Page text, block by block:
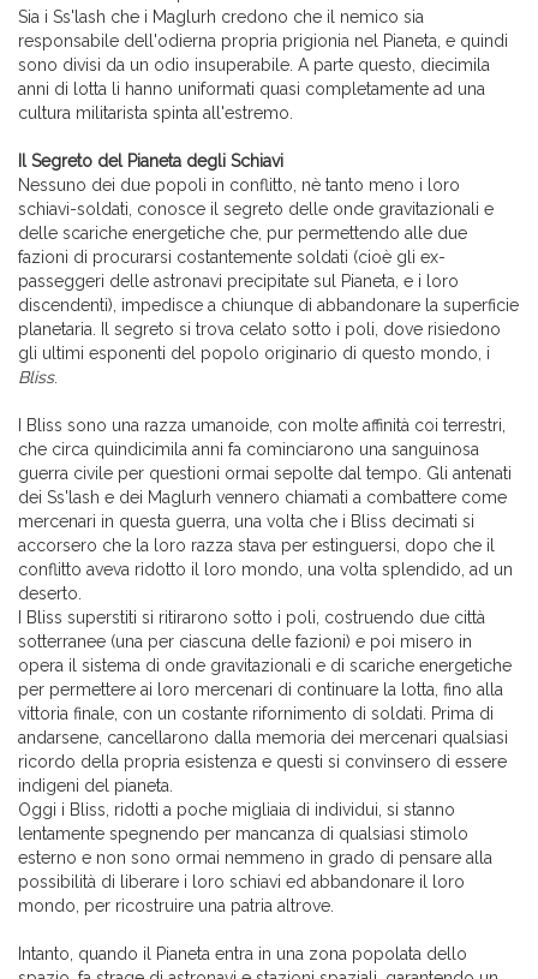
Sia i Ss'lash che i Maglurh credono che il nemico sia
responsabile dell'odierna propria prigionia nel Pianeta, e quindi
sono divisi da un odio insuperabile. A parte questo, diecimila
anni di lotta li hanno uniformati quasi completamente ad una
cultura militarista spinta all'estremo.
Il Segreto del Pianeta degli Schiavi
Nessuno dei due popoli in conflitto, nè tanto meno i loro
schiavi-soldati, conosce il segreto delle onde gravitazionali e
delle scariche energetiche che, pur permettendo alle due
fazioni di procurarsi costantemente soldati (cioè gli ex-
passeggeri delle astronavi precipitate sul Pianeta, e i loro
discendenti), impedisce a chiunque di abbandonare la superficie
planetaria. Il segreto si trova celato sotto i poli, dove risiedono
gli ultimi esponenti del popolo originario di questo mondo, i
Bliss.
I Bliss sono una razza umanoide, con molte affinità coi terrestri,
che circa quindicimila anni fa cominciarono una sanguinosa
guerra civile per questioni ormai sepolte dal tempo. Gli antenati
dei Ss'lash e dei Maglurh vennero chiamati a combattere come
mercenari in questa guerra, una volta che i Bliss decimati si
accorsero che la loro razza stava per estinguersi, dopo che il
conflitto aveva ridotto il loro mondo, una volta splendido, ad un
deserto.
I Bliss superstiti si ritirarono sotto i poli, costruendo due città
sotterranee (una per ciascuna delle fazioni) e poi misero in
opera il sistema di onde gravitazionali e di scariche energetiche
per permettere ai loro mercenari di continuare la lotta, fino alla
vittoria finale, con un costante rifornimento di soldati. Prima di
andarsene, cancellarono dalla memoria dei mercenari qualsiasi
ricordo della propria esistenza e questi si convinsero di essere
indigeni del pianeta.
Oggi i Bliss, ridotti a poche migliaia di individui, si stanno
lentamente spegnendo per mancanza di qualsiasi stimolo
esterno e non sono ormai nemmeno in grado di pensare alla
possibilità di liberare i loro schiavi ed abbandonare il loro
mondo, per ricostruire una patria altrove.
Intanto, quando il Pianeta entra in una zona popolata dello